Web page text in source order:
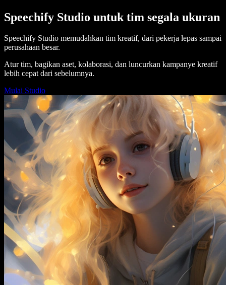
Speechify Studio untuk tim segala ukuran
Speechify Studio memudahkan tim kreatif, dari pekerja lepas sampai
perusahaan besar.
Atur tim, bagikan aset, kolaborasi, dan luncurkan kampanye kreatif
lebih cepat dari sebelumnya.
Mulai Studio